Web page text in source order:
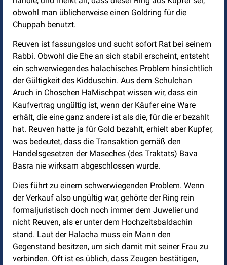
obwohl man üblicherweise einen Goldring für die
Chuppah benutzt.
Reuven ist fassungslos und sucht sofort Rat bei seinem
Rabbi. Obwohl die Ehe an sich stabil erscheint, entsteht
ein schwerwiegendes halachisches Problem hinsichtlich
der Gültigkeit des Kidduschin. Aus dem Schulchan
Aruch in Choschen HaMischpat wissen wir, dass ein
Kaufvertrag ungültig ist, wenn der Käufer eine Ware
erhält, die eine ganz andere ist als die, für die er bezahlt
hat. Reuven hatte ja für Gold bezahlt, erhielt aber Kupfer,
was bedeutet, dass die Transaktion gemäß den
Handelsgesetzen der Maseches (des Traktats) Bava
Basra nie wirksam abgeschlossen wurde.
Dies führt zu einem schwerwiegenden Problem. Wenn
der Verkauf also ungültig war, gehörte der Ring rein
formaljuristisch doch noch immer dem Juwelier und
nicht Reuven, als er unter dem Hochzeitsbaldachin
stand. Laut der Halacha muss ein Mann den
Gegenstand besitzen, um sich damit mit seiner Frau zu
verbinden. Oft ist es üblich, dass Zeugen bestätigen,